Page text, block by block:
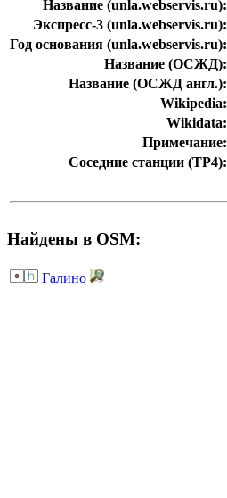
Название (unla.webservis.ru):
Экспресс-3 (unla.webservis.ru):
Год основания (unla.webservis.ru):
Название (ОСЖД):
Название (ОСЖД англ.):
Wikipedia:
Wikidata:
Примечание:
Соседние станции (ТР4):
Найдены в OSM:
Галино